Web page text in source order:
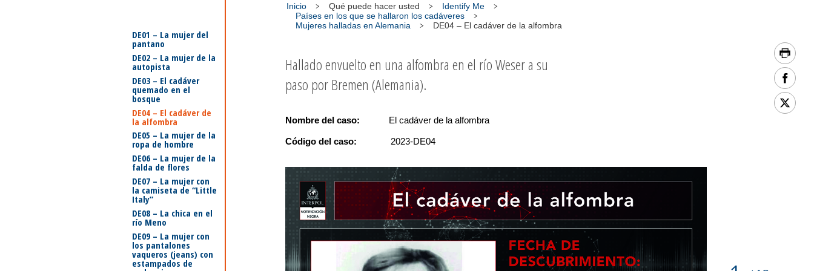
Inicio Qué puede hacer usted
Identify Me
Países en los que se hallaron los cadáveres
Mujeres halladas en Alemania
DE04 – El cadáver de la alfombra
DE01 – La mujer del
pantano
DE02 – La mujer de la
autopista
DE03 – El cadáver
quemado en el
bosque
DE04 – El cadáver de
la alfombra
DE05 – La mujer de la
ropa de hombre
DE06 – La mujer de la
falda de flores
DE07 – La mujer con
la camiseta de “Little
Italy”
DE08 – La chica en el
río Meno
DE09 – La mujer con
los pantalones
vaqueros (jeans) con
estampados de
Hallado envuelto en una alfombra en el río Weser a su
paso por Bremen (Alemania).
Nombre del caso: El cadáver de la alfombra
Código del caso: 2023-DE04